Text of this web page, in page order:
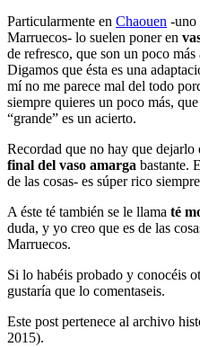
Particularmente en Chaouen -uno
Marruecos- lo suelen poner en
de refresco, que son un poco
Digamos que ésta es una
mí no me parece mal del todo
siempre quieres un poco más,
“grande” es un acierto.
Recordad que no hay que dejarlo
final del vaso amarga bastante.
de las cosas- es súper rico
A éste té también se le llama té
duda, y yo creo que es de las
Marruecos.
Si lo habéis probado y conocéis
gustaría que lo comentaseis.
Este post pertenece al archivo
2015).